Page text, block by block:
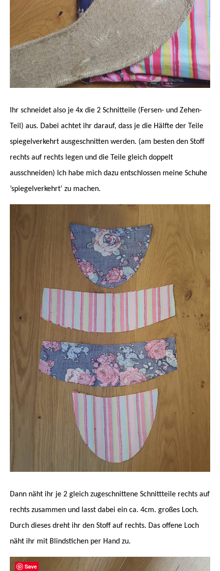
Ihr schneidet also je 4x die 2 Schnitteile (Fersen- und Zehen-
Teil) aus. Dabei achtet ihr darauf, dass je die Hälfte der Teile
spiegelverkehrt ausgeschnitten werden. (am besten den Stoff
rechts auf rechts legen und die Teile gleich doppelt
ausschneiden) Ich habe mich dazu entschlossen meine Schuhe
’spiegelverkehrt‘ zu machen.
Dann näht ihr je 2 gleich zugeschnittene Schnittteile rechts auf
rechts zusammen und lasst dabei ein ca. 4cm. großes Loch.
Durch dieses dreht ihr den Stoff auf rechts. Das offene Loch
näht ihr mit Blindstichen per Hand zu.
Save